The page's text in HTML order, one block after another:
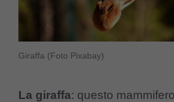
Giraffa (Foto Pixabay)
La giraffa: questo